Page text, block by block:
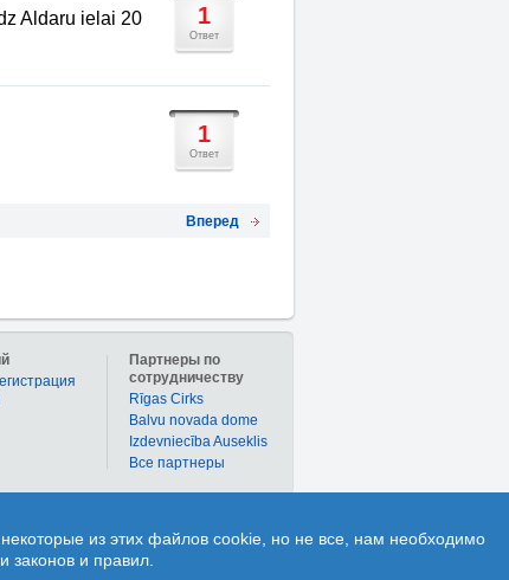
из этих файлов cookie, но не все, нам необходимо
законов и правил.
1
Ответ
Aldaru ielai 20
1
Ответ
Вперед
Партнеры по
сотрудничеству
Rīgas Cirks
Balvu novada dome
Izdevniecība Auseklis
Bce партнеры
дает возможность приобрести
по приобритению купона. Раздел «
как от других пользователей. так и от